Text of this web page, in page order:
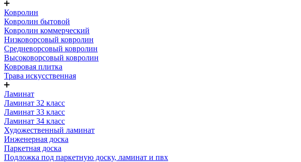
Ковролин
Ковролин бытовой
Ковролин коммерческий
Низковорсовый ковролин
Средневорсовый ковролин
Высоковорсовый ковролин
Ковровая плитка
Трава искусственная
Ламинат
Ламинат 32 класс
Ламинат 33 класс
Ламинат 34 класс
Художественный ламинат
Инженерная доска
Паркетная доска
Подложка под паркетную доску, ламинат и пвх